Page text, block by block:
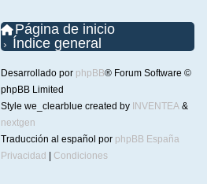
Página de inicio
Índice general
Desarrollado por phpBB® Forum Software ©
phpBB Limited
Style we_clearblue created by INVENTEA &
nextgen
Traducción al español por phpBB España
Privacidad
Condiciones